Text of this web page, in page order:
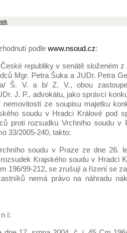
podle www.nsoud.cz:
republiky v senátě složeném
Mgr. Petra Šuka a JUDr. Petra
Š. V. a b/ Z. V., obou
J. P., advokátu, jako správci
nemovitostí ze soupisu majetku
soudu v Hradci Králové pod
proti rozsudku Vrchního soudu v
33/2005-240, takto:
soudu v Praze ze dne 26.
Krajského soudu v Hradci
196/99-212, se zrušují a řízení se
nemá právo na náhradu
í: